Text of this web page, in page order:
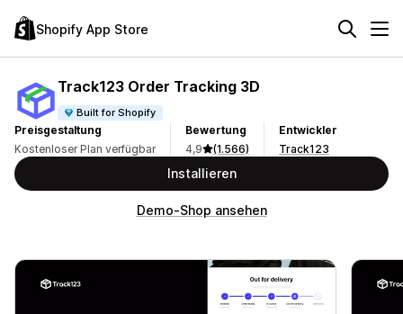
Shopify App Store
Track123 Order Tracking 3D
Built for Shopify
Preisgestaltung
Kostenloser Plan verfügbar
Bewertung
4,9
(1.566)
Entwickler
Track123
Installieren
Demo-Shop ansehen